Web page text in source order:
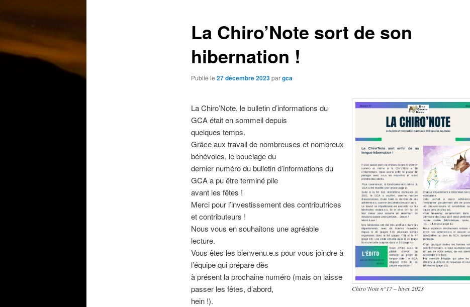
La Chiro’Note sort de son
hibernation !
Publié le 27 décembre 2023pargca
Chiro’Note n°17 – hiver 2023
La Chiro’Note, le bulletin d’informations du
GCA était en sommeil depuis
quelques temps.
Grâce aux travail de nombreuses et nombreux
bénévoles, le bouclage du
dernier numéro du bulletin d’informations du
GCA a pu être terminé pile
avant les fêtes !
Merci pour l’investissement des contributrices
et contributeurs !
Nous vous en souhaitons une agréable
lecture.
Vous êtes les bienvenu.e.s pour vous joindre à
l’équipe qui prépare dès
à présent la prochaine numéro (mais on laisse
passer les fêtes, d’abord,
hein !).